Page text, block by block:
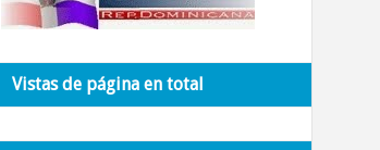
Vistas de página en total